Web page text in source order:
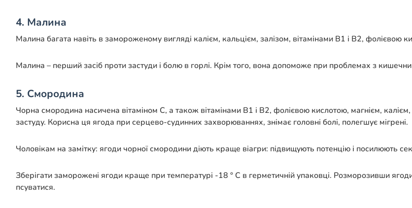
4. Малина
Малина багата навіть в замороженому вигляді калієм, кальцієм, залізом, вітамінами В1 і В2, фолієвою
Малина – перший засіб проти застуди і болю в горлі. Крім того, вона допоможе при проблемах з
5. Смородина
Чорна смородина насичена вітаміном С, а також вітамінами В1 і В2, фолієвою кислотою, магнієм,
застуду. Корисна ця ягода при серцево-судинних захворюваннях, знімає головні болі, полегшує мігрені.
Чоловікам на замітку: ягоди чорної смородини діють краще віагри: підвищують потенцію і посилюють
Зберігати заморожені ягоди краще при температурі -18 ° С в герметичній упаковці. Розморозивши
псуватися.